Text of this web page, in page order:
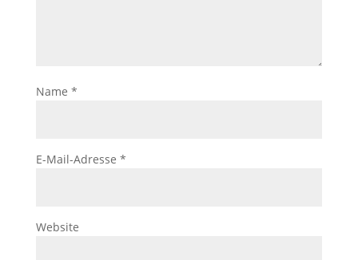
Name *
E-Mail-Adresse *
Website